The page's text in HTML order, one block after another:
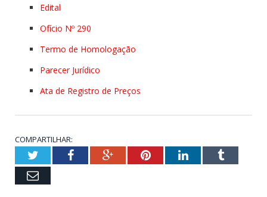
Edital
Ofício Nº 290
Termo de Homologação
Parecer Jurídico
Ata de Registro de Preços
COMPARTILHAR:
TwitterFacebookGoogle+PinterestLinkedInTumblr
Email